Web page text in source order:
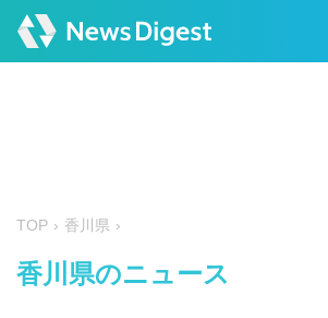
TOP 香川県
香川県のニュース